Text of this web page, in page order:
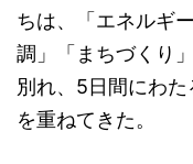
ちは、「エネルギ
調」「まちづくり
別れ、5日間にわ
を重ねてきた。